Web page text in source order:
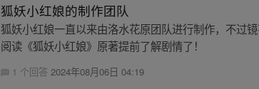
狐妖小红娘的制作团队
狐妖小红娘一直以来由洛水花原团队进行制作，不过
阅读《狐妖小红娘》原著提前了解剧情了！
1 个回答 2024年08月06日 04:19